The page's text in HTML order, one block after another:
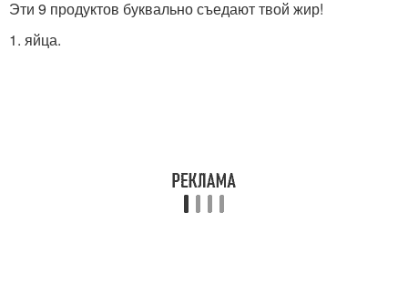
Эти 9 продуктов буквально съедают твой жир!
1. яйца.